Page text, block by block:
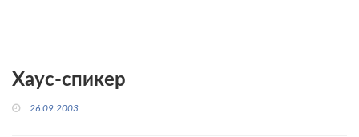
Хаус-спикер
26.09.2003